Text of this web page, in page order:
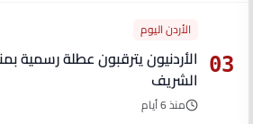
03
الأردن اليوم
الأردنيون يترقبون عطلة رسمية
الشريف
منذ 6 أيام